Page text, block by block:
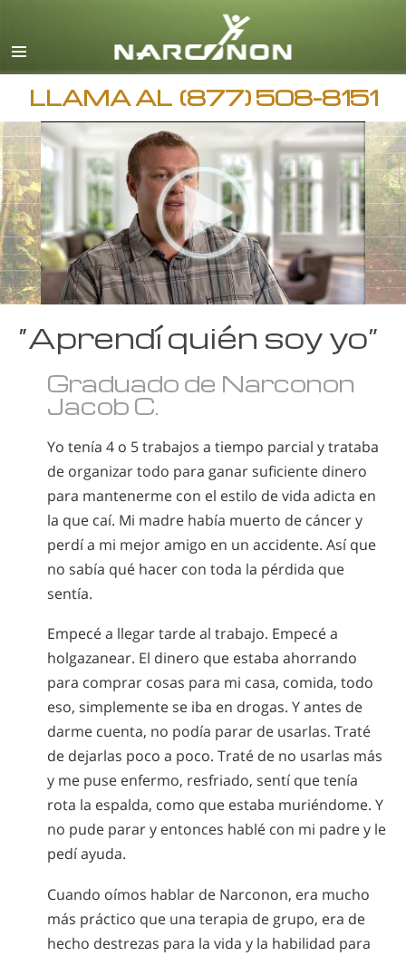
Español
Inglés
Todas las Regiones/Idiomas
LLAMA AL (877) 508-8151
“Aprendí quién soy yo”
Graduado de Narconon
Jacob C.
Yo tenía 4 o 5 trabajos a tiempo parcial y trataba
de organizar todo para ganar suficiente dinero
para mantenerme con el estilo de vida adicta en
la que caí. Mi madre había muerto de cáncer y
perdí a mi mejor amigo en un accidente. Así que
no sabía qué hacer con toda la pérdida que
sentía.
Empecé a llegar tarde al trabajo. Empecé a
holgazanear. El dinero que estaba ahorrando
para comprar cosas para mi casa, comida, todo
eso, simplemente se iba en drogas. Y antes de
darme cuenta, no podía parar de usarlas. Traté
de dejarlas poco a poco. Traté de no usarlas más
y me puse enfermo, resfriado, sentí que tenía
rota la espalda, como que estaba muriéndome. Y
no pude parar y entonces hablé con mi padre y le
pedí ayuda.
Cuando oímos hablar de Narconon, era mucho
más práctico que una terapia de grupo, era de
hecho destrezas para la vida y la habilidad para